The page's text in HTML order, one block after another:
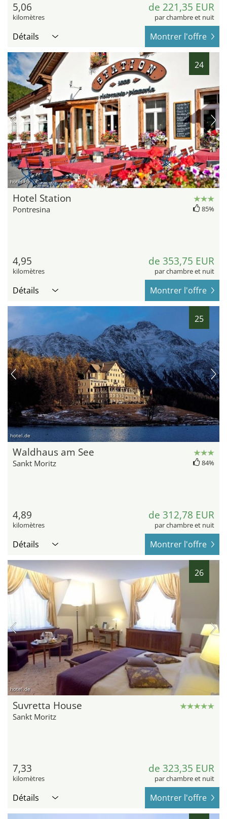
5,06
kilomètres
de 221,35 EUR
par chambre et nuit
Détails Montrer l'offre
24
hotel.de
Hotel Station
Pontresina 85%
4,95
kilomètres
de 353,75 EUR
par chambre et nuit
Détails Montrer l'offre
25
hotel.de
Waldhaus am See
Sankt Moritz 84%
4,89
kilomètres
de 312,78 EUR
par chambre et nuit
Détails Montrer l'offre
26
hotel.de
Suvretta House
Sankt Moritz
7,33
kilomètres
de 323,35 EUR
par chambre et nuit
Détails Montrer l'offre